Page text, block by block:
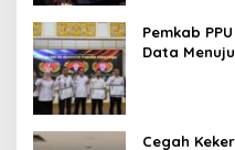
Pemkab
Data
Cegah